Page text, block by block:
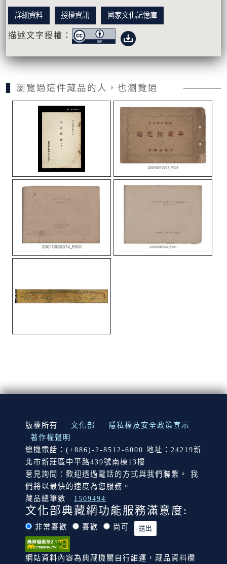
詳細資料 授權資訊 國家文化記憶庫
描述文字授權：
瀏覽過這件藏品的人，也瀏覽過
:::
版權所有 文化部
隱私權及安全政策宣示
著作權聲明
總機電話：(+886)-2-8512-6000 地址：24219新
北市新莊區中平路439號南棟13樓
意見詢問：歡迎透過電話的方式與我們聯繫。 我
們將以最快的速度為您服務。
藏品總筆數
1509494
文化部典藏網功能服務滿意度:
非常喜歡 喜歡 尚可
網站資料內容為典藏機關自行維運，藏品資料欄